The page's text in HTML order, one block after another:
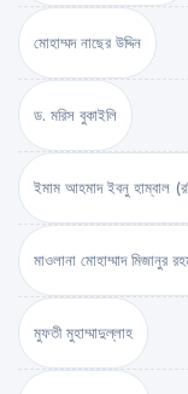
মোহাম্মদ নাছের উদ্দিন
ড. মরিস বুকাইলি
ইমাম আহমাদ ইবনু হাম্বাল
মাওলানা মোহাম্মাদ মিজানুর
মুফতী মুহাম্মাদুল্লাহ